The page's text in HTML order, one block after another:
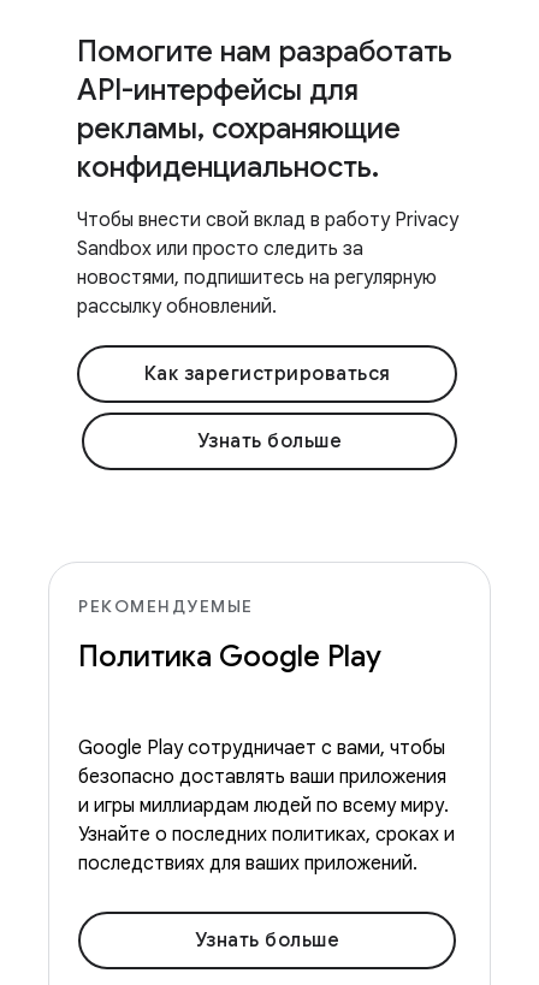
Помогите нам разработать
API-интерфейсы для
рекламы, сохраняющие
конфиденциальность.
Чтобы внести свой вклад в работу Privacy
Sandbox или просто следить за
новостями, подпишитесь на регулярную
рассылку обновлений.
Как зарегистрироваться
Узнать больше
РЕКОМЕНДУЕМЫЕ
Политика Google Play
Google Play сотрудничает с вами, чтобы
безопасно доставлять ваши приложения
и игры миллиардам людей по всему миру.
Узнайте о последних политиках, сроках и
последствиях для ваших приложений.
Узнать больше